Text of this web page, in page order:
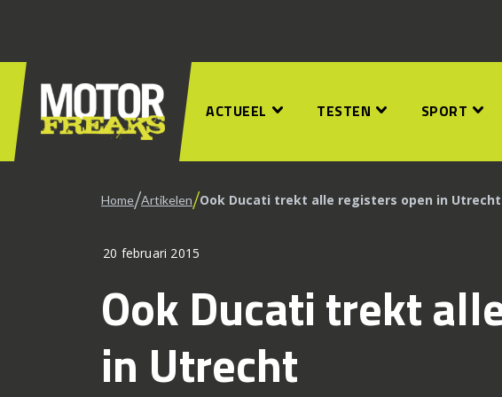
ACTUEEL TESTEN SPORT
Home/Artikelen/Ook Ducati trekt alle registers open in Utrecht
20 februari 2015
Ook Ducati trekt
in Utrecht